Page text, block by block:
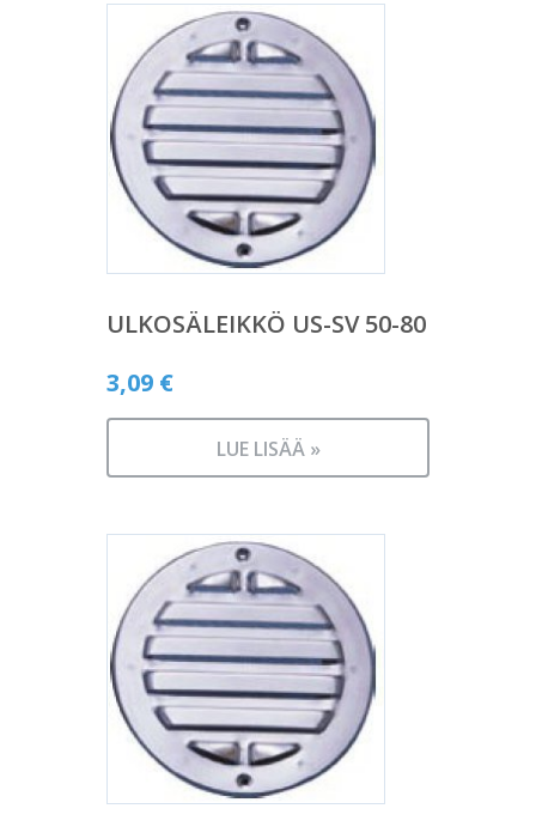
ULKOSÄLEIKKÖ US-SV 50-80
3,09 €
LUE LISÄÄ »